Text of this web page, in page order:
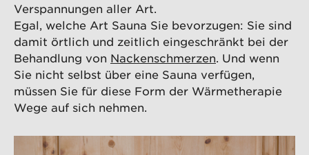
Verspannungen aller Art.
Egal, welche Art Sauna Sie bevorzugen: Sie sind
damit örtlich und zeitlich eingeschränkt bei der
Behandlung von Nackenschmerzen . Und wenn
Sie nicht selbst über eine Sauna verfügen,
müssen Sie für diese Form der Wärmetherapie
Wege auf sich nehmen.